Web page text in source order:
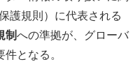
護規則）に代表される
制への準拠が、グローバ
となる。